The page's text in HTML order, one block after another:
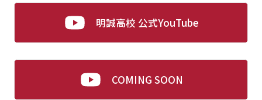
明誠高校 公式YouTube
COMING SOON